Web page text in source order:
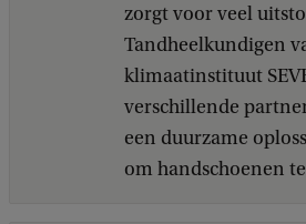
zorgt voor veel
Tandheelkundigen
klimaatinstituut
verschillende
een duurzame
om handschoenen